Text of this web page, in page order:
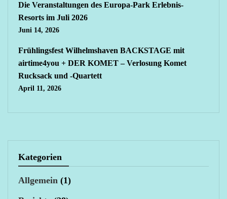
Die Veranstaltungen des Europa-Park Erlebnis-
Resorts im Juli 2026
Juni 14, 2026
Frühlingsfest Wilhelmshaven BACKSTAGE mit
airtime4you + DER KOMET – Verlosung Komet
Rucksack und -Quartett
April 11, 2026
Kategorien
Allgemein (1)